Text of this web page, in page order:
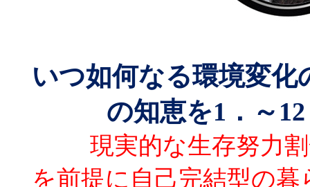
いつ如何なる環境変
の知恵を1 ．～ 12
現実的な生存努力
を前提に自己完結型の